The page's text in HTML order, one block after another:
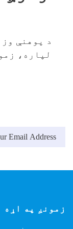
د پوهنې
لپاره،
Email Address
زمونږ په اړه